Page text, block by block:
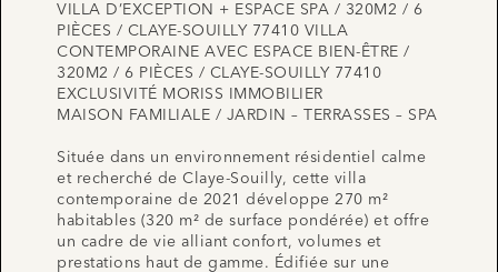
VILLA D’EXCEPTION + ESPACE SPA / 320M2 / 6
PIÈCES / CLAYE-SOUILLY 77410 VILLA
CONTEMPORAINE AVEC ESPACE BIEN-ÊTRE /
320M2 / 6 PIÈCES / CLAYE-SOUILLY 77410
EXCLUSIVITÉ MORISS IMMOBILIER
MAISON FAMILIALE / JARDIN – TERRASSES – SPA
Située dans un environnement résidentiel calme
et recherché de Claye-Souilly, cette villa
contemporaine de 2021 développe 270 m²
habitables (320 m² de surface pondérée) et offre
un cadre de vie alliant confort, volumes et
prestations haut de gamme. Édifiée sur une